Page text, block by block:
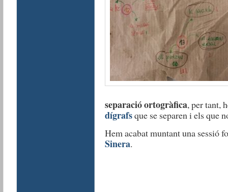
separació ortogràfica, per tant,
dígrafsque se separen i els que
Hem acabat muntant una sessió
Sinera.